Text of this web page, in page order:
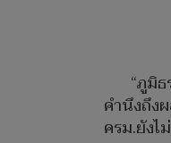
“ภูมิ
คำนึงถึง
ครม.ยังไ